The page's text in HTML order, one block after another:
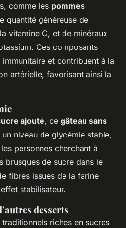
comme les pommes
quantité généreuse de
vitamine C, et de minéraux
Ces composants
immunitaire et contribuent à la
artérielle, favorisant ainsi la
ajouté, ce gâteau sans
niveau de glycémie stable,
personnes cherchant à
brusques de sucre dans le
fibres issues de la farine
stabilisateur.
desserts
riches en sucres